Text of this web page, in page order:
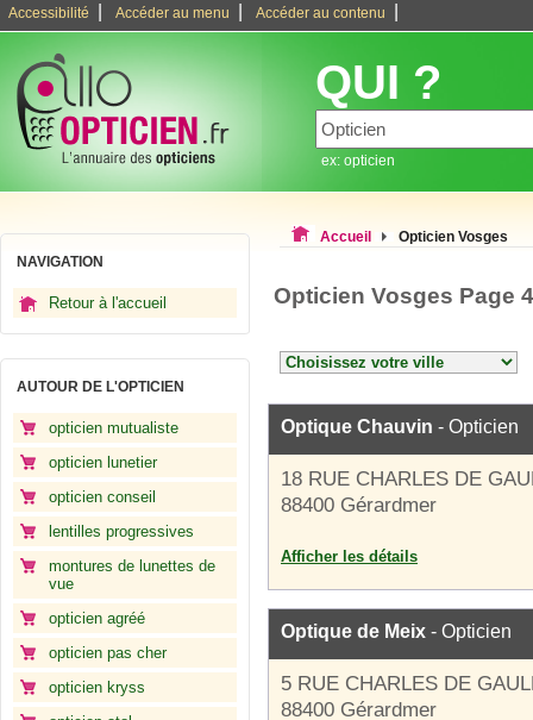
Accessibilité Accéder au menu Accéder au contenu
QUI ?
ex: opticien
NAVIGATION
Retour à l'accueil
AUTOUR DE L'OPTICIEN
opticien mutualiste
opticien lunetier
opticien conseil
lentilles progressives
montures de lunettes de
vue
opticien agréé
opticien pas cher
opticien kryss
Accueil Opticien Vosges
Opticien Vosges Page 4
Optique Chauvin - Opticien
18 RUE CHARLES DE
88400 Gérardmer
Afficher les détails
Optique de Meix - Opticien
5 RUE CHARLES DE
88400 Gérardmer